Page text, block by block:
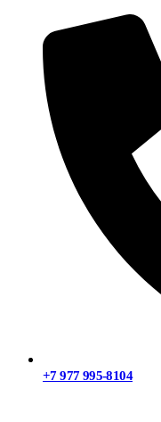
+7 977 995-8104